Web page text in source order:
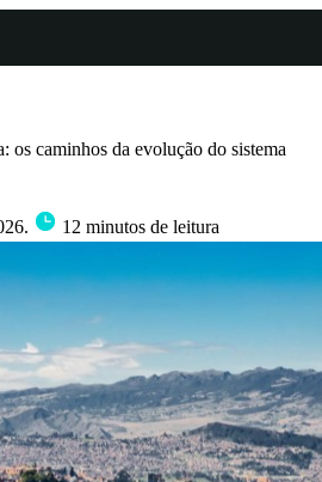
os caminhos da evolução do sistema
12 minutos de leitura